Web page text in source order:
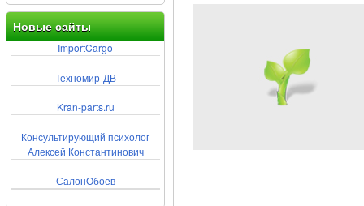
Новые сайты
ImportCargo
Техномир-ДВ
Kran-parts.ru
Консультирующий психолог
Алексей Константинович
СалонОбоев